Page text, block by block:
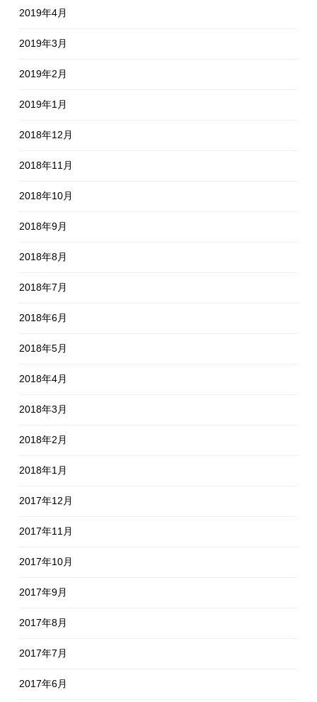
2019年4月
2019年3月
2019年2月
2019年1月
2018年12月
2018年11月
2018年10月
2018年9月
2018年8月
2018年7月
2018年6月
2018年5月
2018年4月
2018年3月
2018年2月
2018年1月
2017年12月
2017年11月
2017年10月
2017年9月
2017年8月
2017年7月
2017年6月